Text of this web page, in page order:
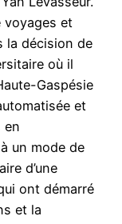
voyages et
la décision de
où il
Gaspésie
et
en
un mode de
d’une
ont démarré
et la